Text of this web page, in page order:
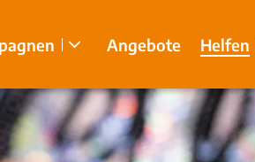
Angebote Helfen